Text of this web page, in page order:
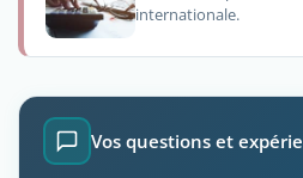
internationale.
Vos questions et